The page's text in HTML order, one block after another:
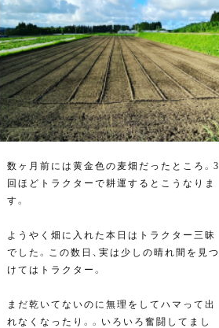
数ヶ月前には黄金色の麦畑だったところ。3
回ほどトラクターで耕運するとこうなりま
す。
ようやく畑に入れた本日はトラクター三昧
でした。この数日、実は少しの晴れ間を見つ
けてはトラクター。
まだ乾いてないのに無理をしてハマって出
れなくなったり。。いろいろ奮闘してまし